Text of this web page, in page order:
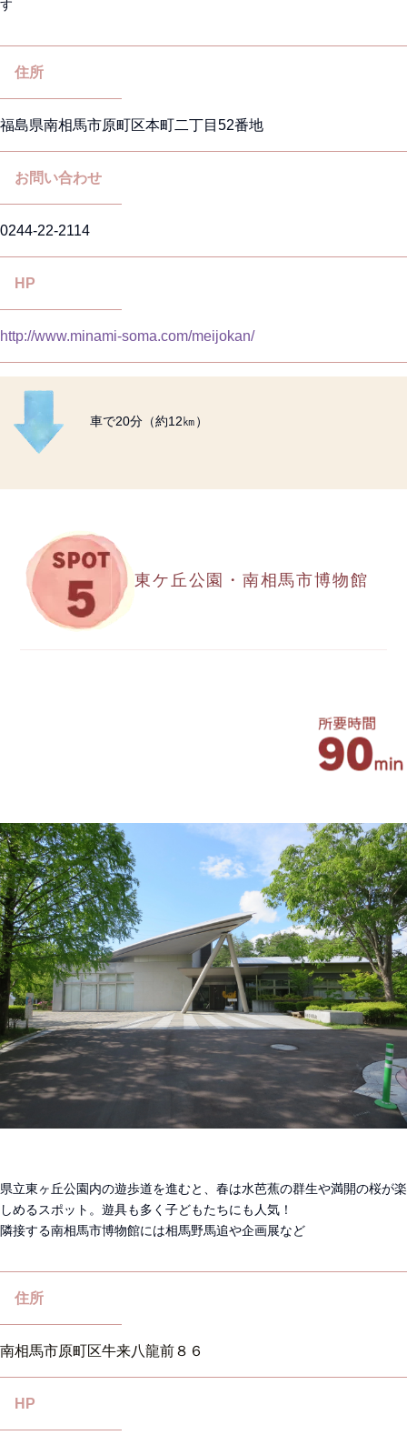
す
住所
福島県南相馬市原町区本町二丁目52番地
お問い合わせ
0244-22-2114
HP
http://www.minami-soma.com/meijokan/
車で20分（約12㎞）
東ケ丘公園・南相馬市博物館
県立東ヶ丘公園内の遊歩道を進むと、春は水芭蕉の群生や満開の桜が楽
しめるスポット。遊具も多く子どもたちにも人気！
隣接する南相馬市博物館には相馬野馬追や企画展など
住所
南相馬市原町区牛来八龍前８６
HP